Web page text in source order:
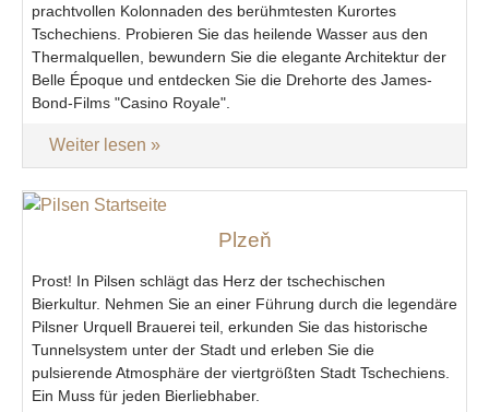
prachtvollen Kolonnaden des berühmtesten Kurortes
Tschechiens. Probieren Sie das heilende Wasser aus den
Thermalquellen, bewundern Sie die elegante Architektur der
Belle Époque und entdecken Sie die Drehorte des James-
Bond-Films "Casino Royale".
Weiter lesen
Plzeň
Prost! In Pilsen schlägt das Herz der tschechischen
Bierkultur. Nehmen Sie an einer Führung durch die legendäre
Pilsner Urquell Brauerei teil, erkunden Sie das historische
Tunnelsystem unter der Stadt und erleben Sie die
pulsierende Atmosphäre der viertgrößten Stadt Tschechiens.
Ein Muss für jeden Bierliebhaber.